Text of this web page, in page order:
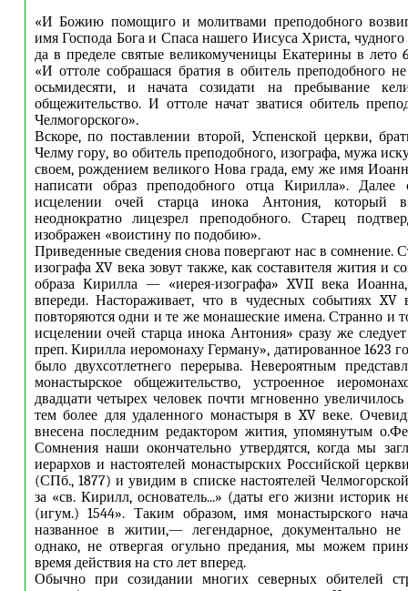
«И Божию помощиго и молитвами преподобного
имя Господа Бога и Спаса нашего Иисуса Христа, чудного
да в пределе святые великомученицы Екатерины в лето
«И оттоле собрашася братия в обитель преподобного
осьмидесяти, и начата созидати на пребывание
общежительство. И оттоле начат зватися обитель
Челмогорского».
Вскоре, по поставлении второй, Успенской церкви,
Челму гору, во обитель преподобного, изографа, мужа
своем, рождением великого Нова града, ему же имя
написати образ преподобного отца Кирилла». Далее
исцелении очей старца инока Антония, который
неоднократно лицезрел преподобного. Старец
изображен «воистину по подобию».
Приведенные сведения снова повергают нас в сомнение.
изографа XV века зовут также, как составителя жития и
образа Кирилла — «иерея-изографа» XVII века
впереди. Настораживает, что в чудесных событиях XV
повторяются одни и те же монашеские имена. Странно и
исцелении очей старца инока Антония» сразу же
преп. Кирилла иеромонаху Герману», датированное 1623
было двухсотлетнего перерыва. Невероятным
монастырское общежительство, устроенное
двадцати четырех человек почти мгновенно увеличилось
тем более для удаленного монастыря в XV веке.
внесена последним редактором жития, упомянутым
Сомнения наши окончательно утвердятся, когда мы
иерархов и настоятелей монастырских Российской
(СПб., 1877) и увидим в списке настоятелей
за «св. Кирилл, основатель...» (даты его жизни историк
(игум.) 1544». Таким образом, имя монастырского
названное в житии,— легендарное, документально не
однако, не отвергая огульно предания, мы можем
время действия на сто лет вперед.
Обычно при созидании многих северных обителей